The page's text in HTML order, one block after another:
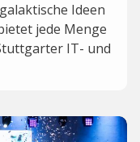
Ideen
jede Menge
IT- und